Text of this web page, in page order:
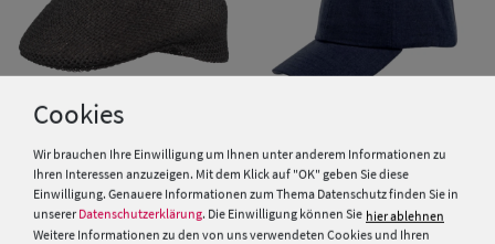
Schiebermütze aus Stroh von
Hut-Breiter
Balke Baseballcap aus Leinen-
Baumwollmix
Cookies
Wir brauchen Ihre Einwilligung um Ihnen unter anderem Informationen zu
Ihren Interessen anzuzeigen. Mit dem Klick auf "OK" geben Sie diese
Einwilligung. Genauere Informationen zum Thema Datenschutz finden Sie in
unserer Datenschutzerklärung. Die Einwilligung können Sie hier ablehnen
Weitere Informationen zu den von uns verwendeten Cookies und Ihren